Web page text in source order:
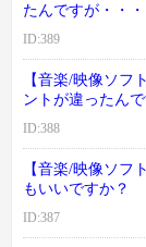
たんですが・・・
ID:389
【音楽/映像ソフ
ントが違ったん
ID:388
【音楽/映像ソフ
もいいですか？
ID:387